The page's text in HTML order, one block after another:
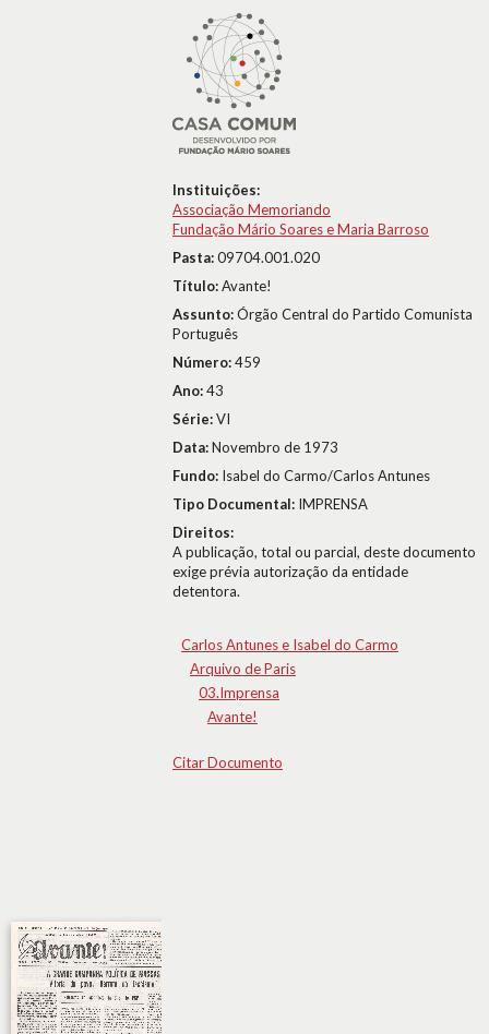
Instituições:
Associação Memoriando
Fundação Mário Soares e Maria Barroso
Pasta:09704.001.020
Título:Avante!
Assunto:Órgão Central do Partido Comunista
Português
Número:459
Ano:43
Série:VI
Data:Novembro de 1973
Fundo: Isabel do Carmo/Carlos Antunes
Tipo Documental: IMPRENSA
Direitos:
A publicação, total ou parcial, deste documento
exige prévia autorização da entidade
detentora.
Carlos Antunes e Isabel do Carmo
Arquivo de Paris
03.Imprensa
Avante!
Citar Documento